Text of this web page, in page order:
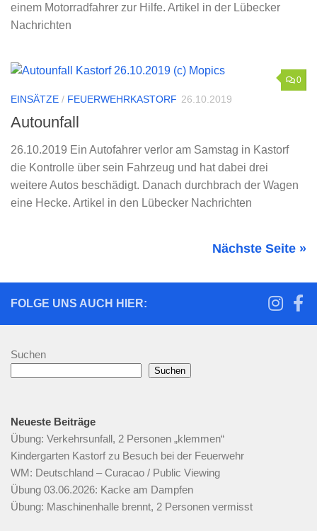
einem Motorradfahrer zur Hilfe. Artikel in der Lübecker
Nachrichten
0
EINSÄTZE / FEUERWEHRKASTORF 26.10.2019
Autounfall
26.10.2019 Ein Autofahrer verlor am Samstag in Kastorf
die Kontrolle über sein Fahrzeug und hat dabei drei
weitere Autos beschädigt. Danach durchbrach der Wagen
eine Hecke. Artikel in den Lübecker Nachrichten
Nächste Seite »
FOLGE UNS AUCH HIER:
Suchen
Suchen
Neueste Beiträge
Übung: Verkehrsunfall, 2 Personen „klemmen“
Kindergarten Kastorf zu Besuch bei der Feuerwehr
WM: Deutschland – Curacao / Public Viewing
Übung 03.06.2026: Kacke am Dampfen
Übung: Maschinenhalle brennt, 2 Personen vermisst